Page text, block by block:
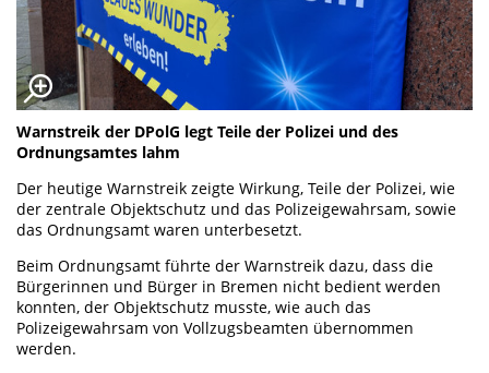
Warnstreik der DPolG legt Teile der Polizei und des
Ordnungsamtes lahm
Der heutige Warnstreik zeigte Wirkung, Teile der Polizei, wie
der zentrale Objektschutz und das Polizeigewahrsam, sowie
das Ordnungsamt waren unterbesetzt.
Beim Ordnungsamt führte der Warnstreik dazu, dass die
Bürgerinnen und Bürger in Bremen nicht bedient werden
konnten, der Objektschutz musste, wie auch das
Polizeigewahrsam von Vollzugsbeamten übernommen
werden.